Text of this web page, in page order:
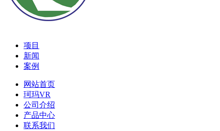
项目
新闻
案例
网站首页
珂玛VR
公司介绍
产品中心
联系我们